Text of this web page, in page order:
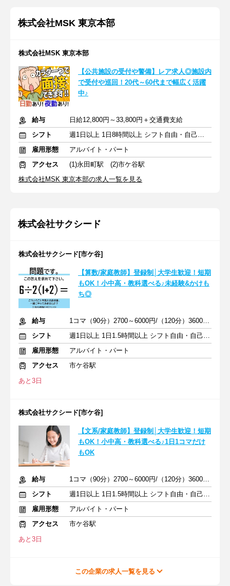
株式会社MSK 東京本部
株式会社MSK 東京本部
【公共施設の受付や警備】レア求人◎施設内
で受付や巡回！20代～60代まで幅広く活躍
中♪
給与
日給12,800円～33,800円＋交通費支給
シフト
週1日以上 1日8時間以上 シフト自由・自己申告
雇用形態
アルバイト・パート
アクセス
(1)永田町駅 (2)市ケ谷駅
株式会社MSK 東京本部の求人一覧を見る
株式会社サクシード
株式会社サクシード[市ケ谷]
【算数/家庭教師】登録制│大学生歓迎！短期
もOK！小中高・教科選べる♪未経験&かけも
ち◎
給与
1コマ（90分）2700～6000円/（120分）3600～1万2000円 +交通費
シフト
週1日以上 1日1.5時間以上 シフト自由・自己申告
雇用形態
アルバイト・パート
アクセス
市ケ谷駅
あと3日
株式会社サクシード[市ケ谷]
【文系/家庭教師】登録制│大学生歓迎！短期
もOK！小中高・教科選べる♪1日1コマだけ
もOK
給与
1コマ（90分）2700～6000円/（120分）3600～1万2000円 +交通費
シフト
週1日以上 1日1.5時間以上 シフト自由・自己申告
雇用形態
アルバイト・パート
アクセス
市ケ谷駅
あと3日
この企業の求人一覧を見る